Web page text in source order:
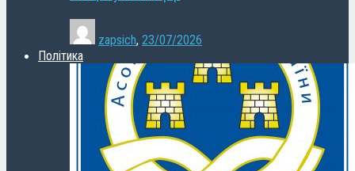
zapsich, 23/07/2026
Політика